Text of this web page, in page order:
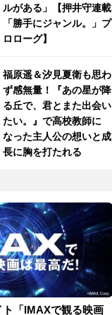
、
ルがある」【押井守連載
「勝手にジャンル。」プ
ロローグ】
福原遥＆汐見夏衛も思わ
ず感無量！『あの星が降
る丘で、君とまた出会い
たい。』で高校教師に
なった主人公の想いと成
長に胸を打たれる
「IMAXで観る映画